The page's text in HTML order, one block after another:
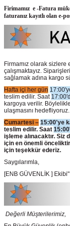
Firimamız e -Fatura
faturanız kayıtlı olan e-
Firmamız olarak sizlere
çalışmaktayız.
sağlamak adına kargo
Hafta içi her gün
teslim edilir. Saat
kargoya verilir.
ulaşmasını hedefliyoruz.
Cumartesi – 15:00'ye
teslim edilir. Saat
işleme alınacaktır.
için en önemli
için teşekkür ederiz.
Saygılarımla,
[ENB GÜVENLİK ] Ekibi"
Değerli Müşterilerimiz,